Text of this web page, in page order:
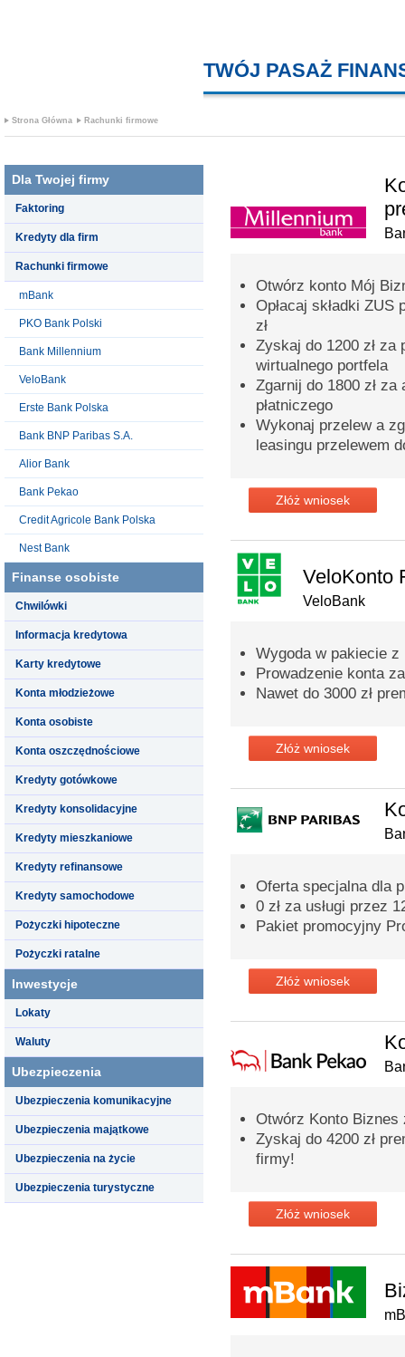
TWÓJ PASAŻ
Strona Główna Rachunki firmowe
Dla Twojej firmy
Faktoring
Kredyty dla firm
Rachunki firmowe
mBank
PKO Bank Polski
Bank Millennium
VeloBank
Erste Bank Polska
Bank BNP Paribas S.A.
Alior Bank
Bank Pekao
Credit Agricole Bank Polska
Nest Bank
Finanse osobiste
Chwilówki
Informacja kredytowa
Karty kredytowe
Konta młodzieżowe
Konta osobiste
Konta oszczędnościowe
Kredyty gotówkowe
Kredyty konsolidacyjne
Kredyty mieszkaniowe
Kredyty refinansowe
Kredyty samochodowe
Pożyczki hipoteczne
Pożyczki ratalne
Inwestycje
Lokaty
Waluty
Ubezpieczenia
Ubezpieczenia komunikacyjne
Ubezpieczenia majątkowe
Ubezpieczenia na życie
Ubezpieczenia turystyczne
Otwórz konto Mój
Opłacaj składki
zł
Zyskaj do 1200 zł za
wirtualnego portfela
Zgarnij do 1800 zł
płatniczego
Wykonaj przelew a
leasingu przelewem
Złóż wniosek
VeloKonto
VeloBank
Wygoda w pakiecie
Prowadzenie konta
Nawet do 3000 zł
Złóż wniosek
Oferta specjalna dla
0 zł za usługi przez
Pakiet promocyjny
Złóż wniosek
Otwórz Konto Biznes
Zyskaj do 4200 zł
firmy!
Złóż wniosek